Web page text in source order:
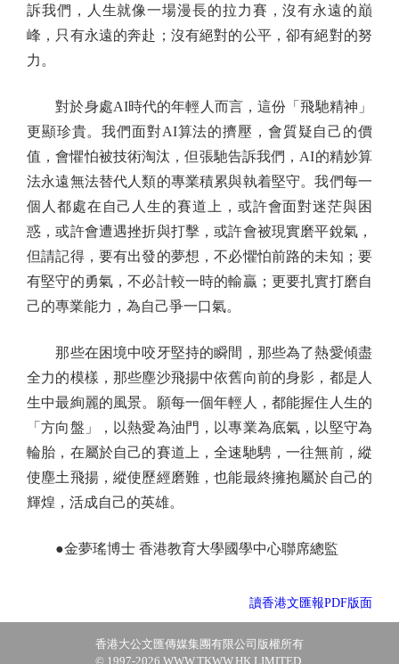
訴我們，人生就像一場漫長的拉力賽，沒有永遠的巔
峰，只有永遠的奔赴；沒有絕對的公平，卻有絕對的努
力。
對於身處AI時代的年輕人而言，這份「飛馳精神」
更顯珍貴。我們面對AI算法的擠壓，會質疑自己的價
值，會懼怕被技術淘汰，但張馳告訴我們，AI的精妙算
法永遠無法替代人類的專業積累與執着堅守。我們每一
個人都處在自己人生的賽道上，或許會面對迷茫與困
惑，或許會遭遇挫折與打擊，或許會被現實磨平銳氣，
但請記得，要有出發的夢想，不必懼怕前路的未知；要
有堅守的勇氣，不必計較一時的輸贏；更要扎實打磨自
己的專業能力，為自己爭一口氣。
那些在困境中咬牙堅持的瞬間，那些為了熱愛傾盡
全力的模樣，那些塵沙飛揚中依舊向前的身影，都是人
生中最絢麗的風景。願每一個年輕人，都能握住人生的
「方向盤」，以熱愛為油門，以專業為底氣，以堅守為
輪胎，在屬於自己的賽道上，全速馳騁，一往無前，縱
使塵土飛揚，縱使歷經磨難，也能最終擁抱屬於自己的
輝煌，活成自己的英雄。
●金夢瑤博士 香港教育大學國學中心聯席總監
讀香港文匯報PDF版面
香港大公文匯傳媒集團有限公司版權所有
© 1997-2026 WWW.TKWW.HK LIMITED.